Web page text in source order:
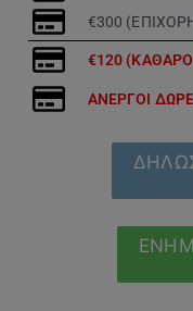
€300
€120
ΑΝΕΡΓΟΙ